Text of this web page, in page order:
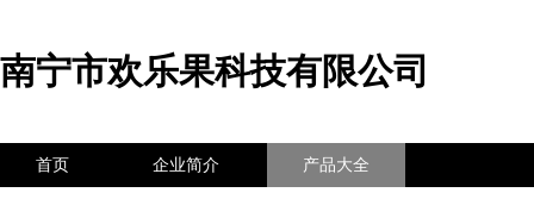
南宁市欢乐果科技有限公司
首页 企业简介 产品大全